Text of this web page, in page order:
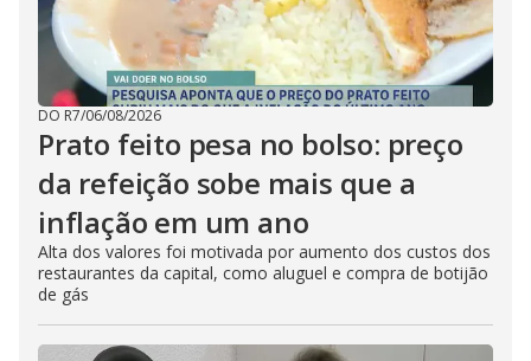
DO R7/06/08/2026
Prato feito pesa no bolso: preço
da refeição sobe mais que a
inflação em um ano
Alta dos valores foi motivada por aumento dos custos dos
restaurantes da capital, como aluguel e compra de botijão
de gás